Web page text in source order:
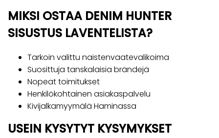
MIKSI OSTAA DENIM HUNTER
SISUSTUS LAVENTELISTA?
Tarkoin valittu naistenvaatevalikoima
Suosittuja tanskalaisia brändejä
Nopeat toimitukset
Henkilökohtainen asiakaspalvelu
Kivijalkamyymälä Haminassa
USEIN KYSYTYT KYSYMYKSET